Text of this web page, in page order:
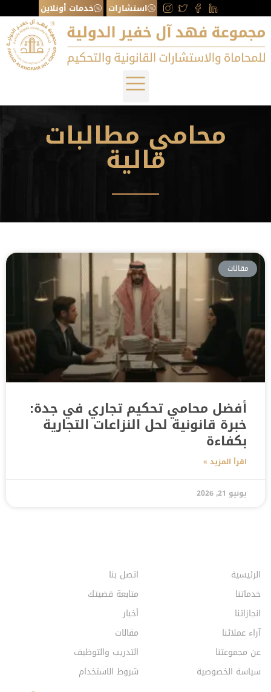
استشارات خدمات أونلاين
محامي مطالبات
مالية
مقالات
أفضل محامي تحكيم تجاري في جدة:
خبرة قانونية لحل النزاعات التجارية
بكفاءة
اقرأ المزيد »
يونيو 21, 2026
الرئيسية
خدماتنا
انجازاتنا
آراء عملائنا
عن مجموعتنا
سياسة الخصوصية
اتصل بنا
متابعة قضيتك
أخبار
مقالات
التدريب والتوظيف
شروط الاستخدام